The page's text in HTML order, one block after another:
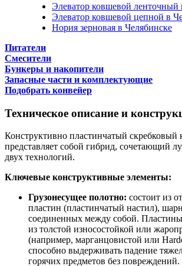
Элеватор ковшевой ленточный
Элеватор ковшевой цепной в
Нория зерновая в Челябинске
Питатели
Смесители
Бункеры и накопители
Запасные части и комплектующие
Подобрать конвейер
Техническое описание и
Конструктивно пластинчатый скребковый
представляет собой гибрид, сочетающий
двух технологий.
Ключевые конструктивные элементы:
Грузонесущее полотно: состоит из
пластин (пластинчатый настил),
соединенных между собой. Пластины
из толстой износостойкой или
(например, марганцовистой или
способно выдерживать падение
горячих предметов без повреждений.